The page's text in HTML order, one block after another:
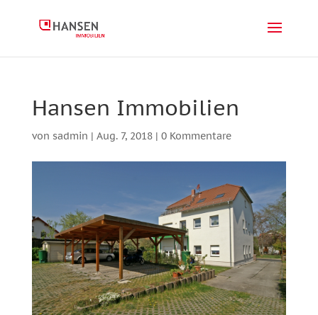
Hansen Immobilien
von sadmin | Aug. 7, 2018| 0 Kommentare